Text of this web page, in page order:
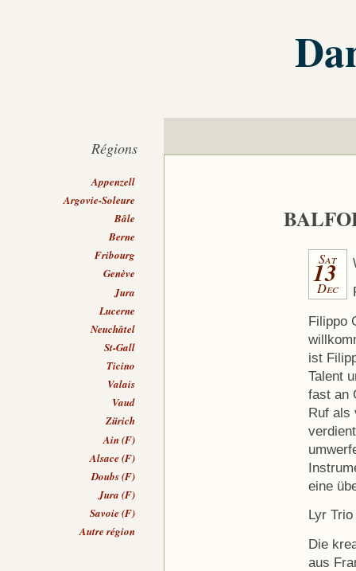
Sat
13
Dec
Filippo
ist
Talent
fast an
Ruf als
eine
Lyr Trio
Die
aus
Régions
Appenzell
Argovie-Soleure
Bâle
Berne
Fribourg
Genève
Jura
Lucerne
Neuchâtel
St-Gall
Ticino
Valais
Vaud
Zürich
Ain (F)
Alsace (F)
Doubs (F)
Jura (F)
Savoie (F)
Autre région